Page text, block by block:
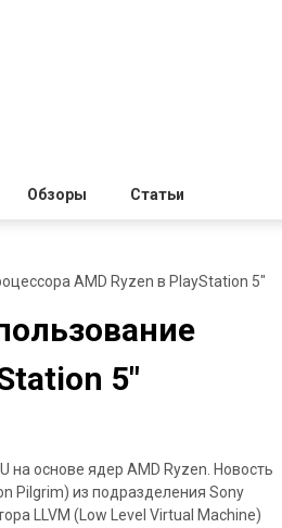
Обзоры Статьи
AMD Ryzen в PlayStation 5″
5″
основе ядер AMD Ryzen. Новость
Pilgrim) из подразделения Sony
LLVM (Low Level Virtual Machine)